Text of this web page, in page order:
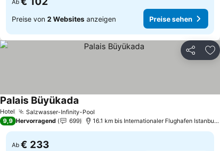
Ab
Preise von 2 Websites anzeigen Preise sehen
Teilen
Hotel Salzwasser-Infinity-Pool
Palais Büyükada
9,9 Hervorragend 699 16.1 km bis Internationaler Flughafen
Ab € 233